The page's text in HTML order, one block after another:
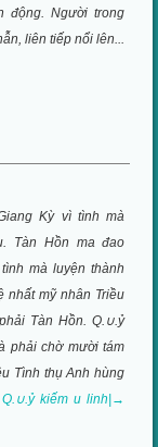
động. Người trong
liên tiếp nổi lên...
Kỳ vì tình mà
Tàn Hồn ma đao
mà luyện thành
nhất mỹ nhân Triều
Tàn Hồn. Q.∪.ỷ
phải chờ mười tám
Tình thụ Anh hùng
Q.∪.ỷ kiếm u linh|→